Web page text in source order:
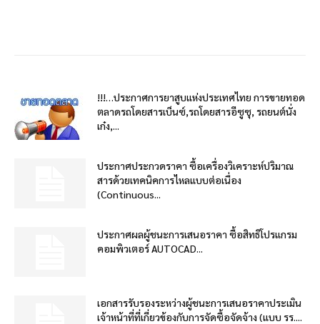
!!!…ประกาศการยาสูบแห่งประเทศไทย การขายทอด
ตลาดรถโดยสารเบ็นซ์,รถโดยสารอีซูซุ, รถยนต์นั่ง
เก๋ง,...
ประกาศประกวดราคา ซื้อเครื่องวิเคราะห์ปริมาณ
สารด้วยเทคนิคการไหลแบบต่อเนื่อง
(Continuous...
ประกาศผลผู้ชนะการเสนอราคา ซื้อสิทธิโปรแกรม
คอมพิวเตอร์ AUTOCAD...
เอกสารรับรองระหว่างผู้ชนะการเสนอราคาประเมิน
เจ้าหน้าที่ที่เกี่ยวข้องกับการจัดซื้อจัดจ้าง (แบบ รร....